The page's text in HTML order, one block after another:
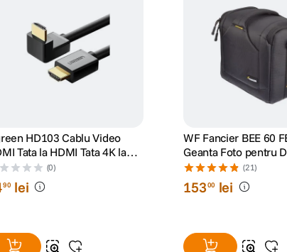
HD103 Cablu Video
Tata la HDMI Tata 4K la
Unghi 90 Drept 2m Negru
(0)
90 lei
WF Fancier BEE 60
Geanta Foto pentru
(21)
15300 lei